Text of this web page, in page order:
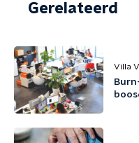
Gerelateerd
Villa